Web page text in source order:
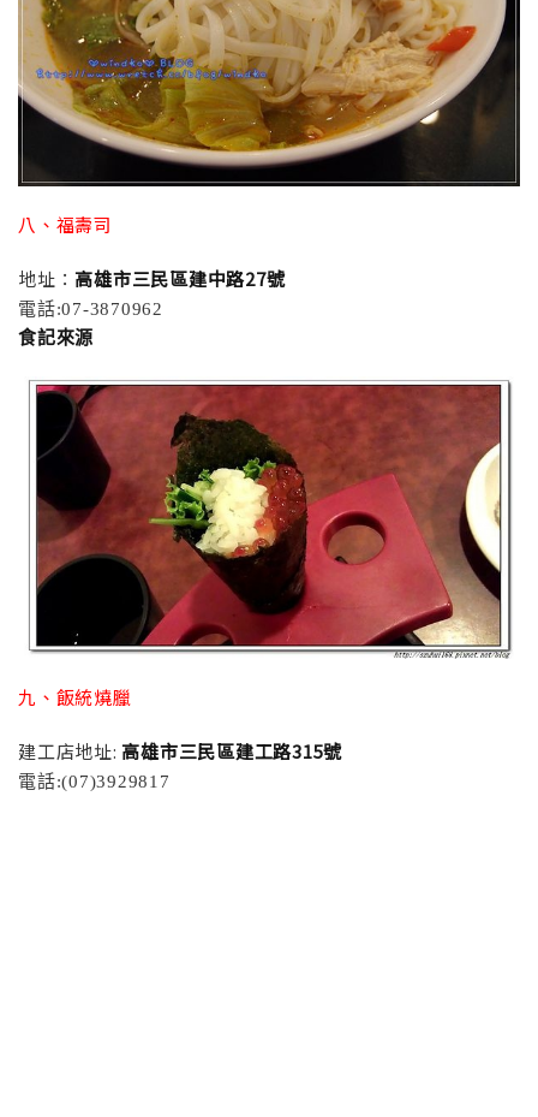
八、福壽司
地址：高雄市三民區建中路27號
電話:07-3870962
食記來源
九、飯統燒臘
建工店地址:高雄市三民區建工路315號
電話:(07)3929817